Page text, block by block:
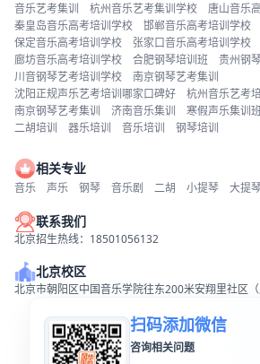
音乐艺考集训 杭州音乐艺考集训学校
唐山音乐
秦皇岛音乐高考培训学校
邯郸音乐高考培训学校
保定音乐高考培训学校
张家口音乐高考培训学校
廊坊音乐高考培训学校
合肥钢琴培训班
贵州钢
川音钢琴艺考培训学校
南京钢琴艺考集训
沈阳正规声乐艺考培训哪家口碑好
杭州音乐艺考
南京钢琴艺考集训
济南音乐集训 寒假声乐集训
二胡培训
器乐培训 音乐培训 钢琴培训
相关专业
音乐 声乐 钢琴 音乐剧 二胡 小提琴 大提
联系我们
北京招生热线：18501056132
北京校区
北京市朝阳区中国音乐学院往东200米安翔里社区（
扫码添加微信
咨询相关问题